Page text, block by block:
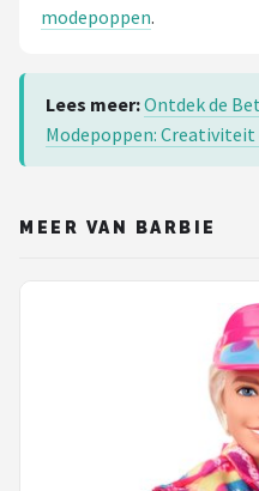
modepoppen.
Lees meer:Ontdek de
Modepoppen: Creativiteit
MEER VAN BARBIE